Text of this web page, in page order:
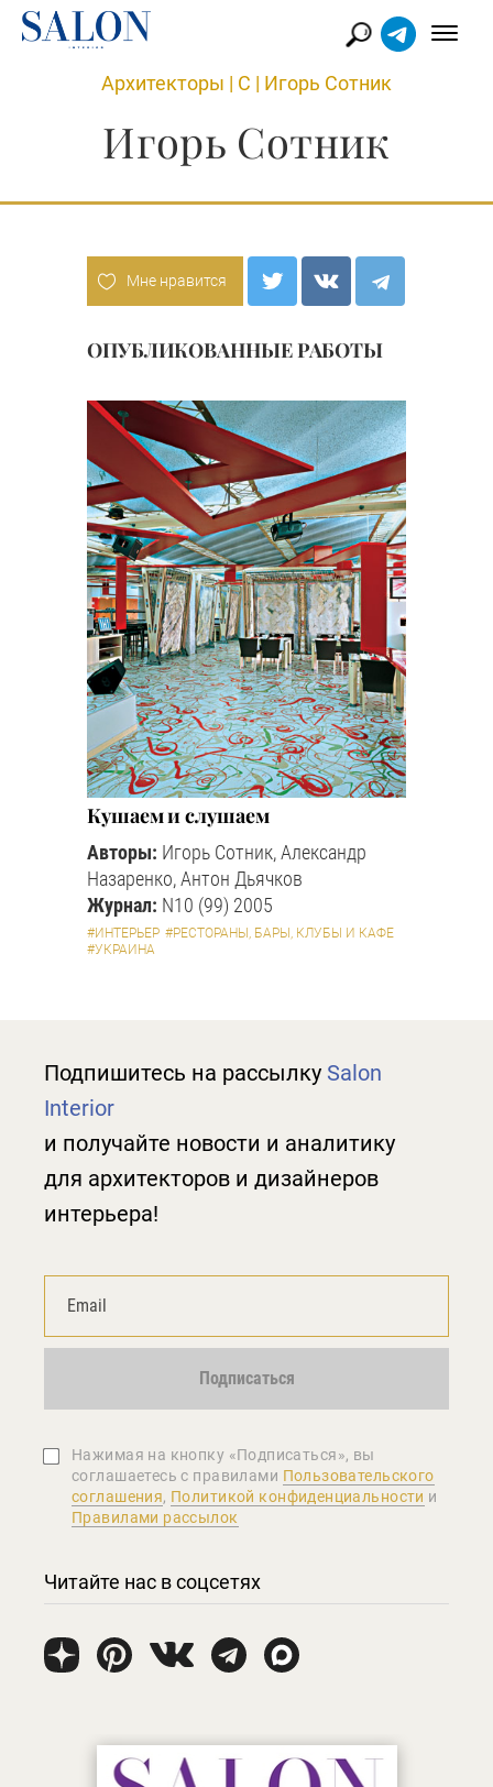
Архитекторы | С | Игорь Сотник
Игорь Сотник
Мне нравится
ОПУБЛИКОВАННЫЕ РАБОТЫ
Кушаем и слушаем
Авторы: Игорь Сотник, Александр
Назаренко, Антон Дьячков
Журнал: N10 (99) 2005
#ИНТЕРЬЕР #РЕСТОРАНЫ, БАРЫ, КЛУБЫ И КАФЕ
#УКРАИНА
Подпишитесь на рассылку Salon
Interior
и получайте новости и аналитику
для архитекторов и дизайнеров
интерьера!
Подписаться
Нажимая на кнопку «Подписаться», вы
соглашаетеcь с правилами Пользовательского
соглашения, Политикой конфиденциальности и
Правилами рассылок
Читайте нас в соцсетях